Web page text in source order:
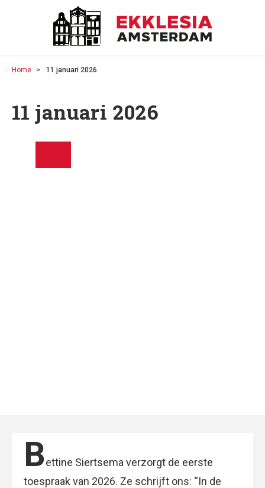
Home 11 januari 2026
11 januari 2026
Bettine Siertsema verzorgt de eerste
toespraak van 2026. Ze schrijft ons: “In de